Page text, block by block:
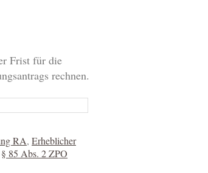
Frist für die
rechnen.
RA, Erheblicher
§ 85 Abs. 2 ZPO